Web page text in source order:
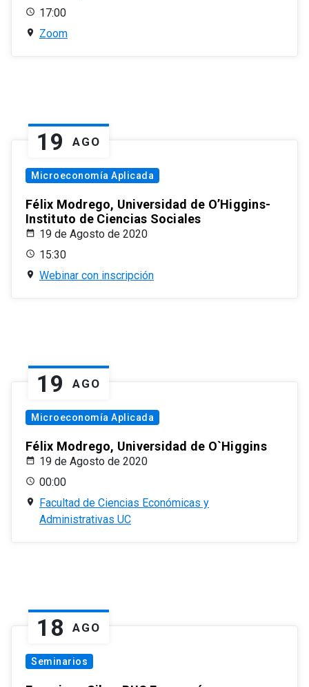
17:00
Zoom
19 AGO
Microeconomía Aplicada
Félix Modrego, Universidad de O’Higgins-
Instituto de Ciencias Sociales
19 de Agosto de 2020
15:30
Webinar con inscripción
19 AGO
Microeconomía Aplicada
Félix Modrego, Universidad de O`Higgins
19 de Agosto de 2020
00:00
Facultad de Ciencias Económicas y
Administrativas UC
18 AGO
Seminarios